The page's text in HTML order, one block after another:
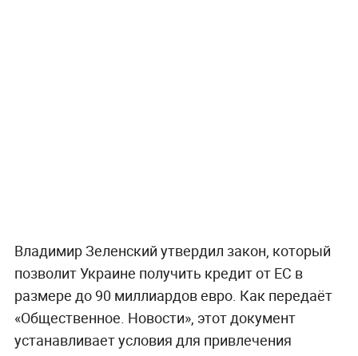
Владимир Зеленский утвердил закон, который
позволит Украине получить кредит от ЕС в
размере до 90 миллиардов евро. Как передаёт
«Общественное. Новости», этот документ
устанавливает условия для привлечения